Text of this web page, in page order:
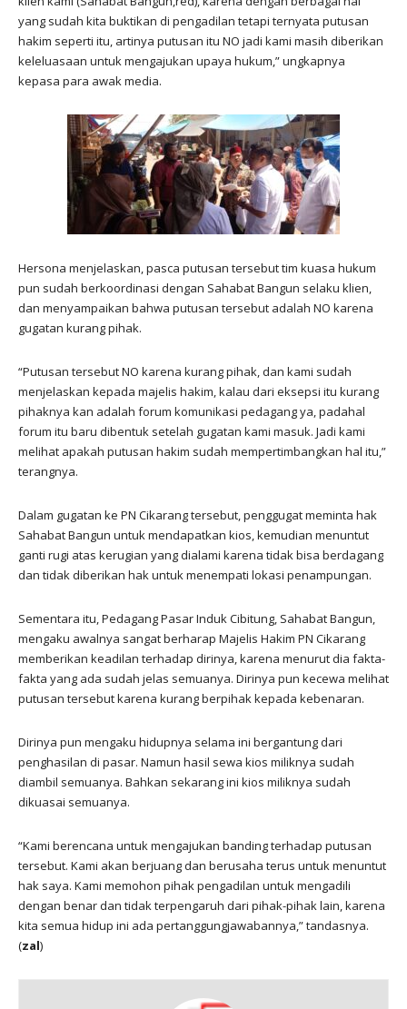
yang sudah kita buktikan di pengadilan tetapi ternyata putusan
hakim seperti itu, artinya putusan itu NO jadi kami masih diberikan
keleluasaan untuk mengajukan upaya hukum,” ungkapnya
kepasa para awak media.
Hersona menjelaskan, pasca putusan tersebut tim kuasa hukum
pun sudah berkoordinasi dengan Sahabat Bangun selaku klien,
dan menyampaikan bahwa putusan tersebut adalah NO karena
gugatan kurang pihak.
“Putusan tersebut NO karena kurang pihak, dan kami sudah
menjelaskan kepada majelis hakim, kalau dari eksepsi itu kurang
pihaknya kan adalah forum komunikasi pedagang ya, padahal
forum itu baru dibentuk setelah gugatan kami masuk. Jadi kami
melihat apakah putusan hakim sudah mempertimbangkan hal itu,”
terangnya.
Dalam gugatan ke PN Cikarang tersebut, penggugat meminta hak
Sahabat Bangun untuk mendapatkan kios, kemudian menuntut
ganti rugi atas kerugian yang dialami karena tidak bisa berdagang
dan tidak diberikan hak untuk menempati lokasi penampungan.
Sementara itu, Pedagang Pasar Induk Cibitung, Sahabat Bangun,
mengaku awalnya sangat berharap Majelis Hakim PN Cikarang
memberikan keadilan terhadap dirinya, karena menurut dia fakta-
fakta yang ada sudah jelas semuanya. Dirinya pun kecewa melihat
putusan tersebut karena kurang berpihak kepada kebenaran.
Dirinya pun mengaku hidupnya selama ini bergantung dari
penghasilan di pasar. Namun hasil sewa kios miliknya sudah
diambil semuanya. Bahkan sekarang ini kios miliknya sudah
dikuasai semuanya.
“Kami berencana untuk mengajukan banding terhadap putusan
tersebut. Kami akan berjuang dan berusaha terus untuk menuntut
hak saya. Kami memohon pihak pengadilan untuk mengadili
dengan benar dan tidak terpengaruh dari pihak-pihak lain, karena
kita semua hidup ini ada pertanggungjawabannya,” tandasnya.
(zal)